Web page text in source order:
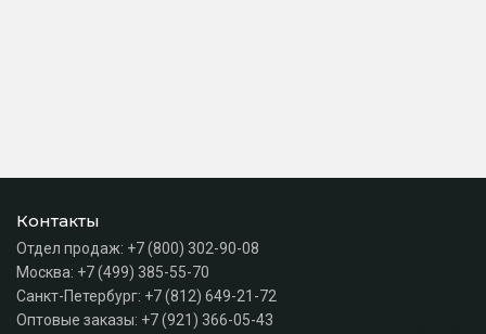
Контакты
Отдел продаж: +7 (800) 302-90-08
Москва: +7 (499) 385-55-70
Санкт-Петербург: +7 (812) 649-21-72
Оптовые заказы: +7 (921) 366-05-43